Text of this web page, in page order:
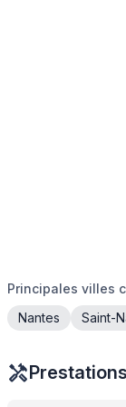
Principales villes
Nantes
Saint-